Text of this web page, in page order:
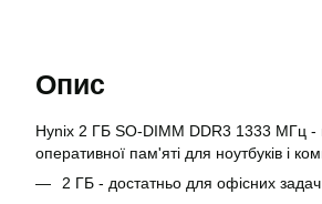
Опис
Hynix 2 ГБ SO-DIMM DDR3 1333 МГц -
оперативної пам'яті для ноутбуків і
2 ГБ - достатньо для офісних задач